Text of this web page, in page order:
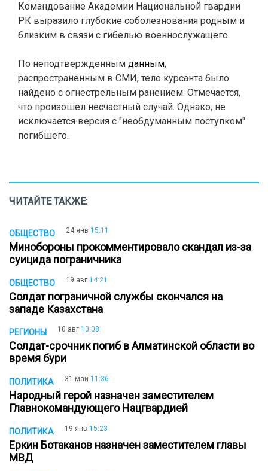
Командование Академии Национальной гвардии
РК выразило глубокие соболезнования родным и
близким в связи с гибелью военнослужащего.
По неподтвержденным данным,
распространенным в СМИ, тело курсанта было
найдено с огнестрельным ранением. Отмечается,
что произошел несчастный случай. Однако, не
исключается версия с "необдуманным поступком"
погибшего.
ЧИТАЙТЕ ТАКЖЕ:
ОБЩЕСТВО 24 янв 15:11
Минобороны прокомментировало скандал из-за
суицида пограничника
ОБЩЕСТВО 19 авг 14:21
Солдат пограничной службы скончался на
западе Казахстана
РЕГИОНЫ 10 авг 10:08
Солдат-срочник погиб в Алматинской области во
время бури
ПОЛИТИКА 31 май 11:36
Народный герой назначен заместителем
Главнокомандующего Нацгвардией
ПОЛИТИКА 19 янв 15:23
Еркин Ботаканов назначен заместителем главы
МВД